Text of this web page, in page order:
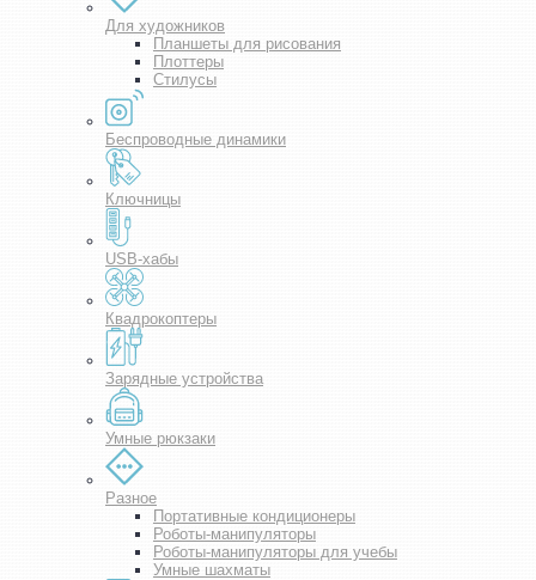
Для художников
Планшеты для рисования
Плоттеры
Стилусы
Беспроводные динамики
Ключницы
USB-хабы
Квадрокоптеры
Зарядные устройства
Умные рюкзаки
Разное
Портативные кондиционеры
Роботы-манипуляторы
Роботы-манипуляторы для учебы
Умные шахматы